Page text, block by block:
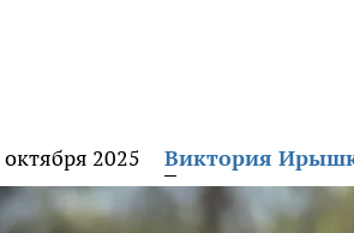
октября 2025 Виктория